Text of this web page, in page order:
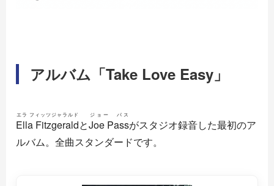
アルバム「Take Love Easy」
Ella Fitzgerald
エラ フィッツジャラルド
とJoe Pass
ジョー パス
がスタジオ録音した最初のア
ルバム。全曲スタンダードです。